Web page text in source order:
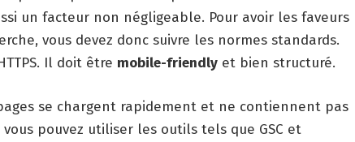
un facteur non négligeable. Pour avoir les faveurs
vous devez donc suivre les normes standards.
Il doit être mobile-friendlyet bien structuré.
se chargent rapidement et ne contiennent pas
pouvez utiliser les outils tels que GSC et